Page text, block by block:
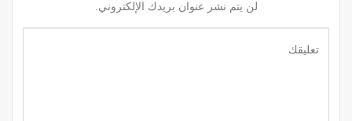
لن يتم نشر عنوان بريدك الإلكتروني.